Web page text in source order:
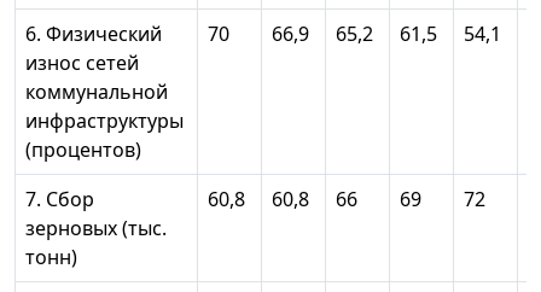
6. Физический
износ сетей
коммунальной
инфраструктуры
(процентов)
70 66,9 65,2 61,5 54,1
7. Сбор
зерновых (тыс.
тонн)
60,8 60,8 66 69 72